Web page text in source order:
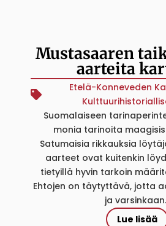
Mustasaaren
aarteita
Etelä-Konneveden
Suomalaiseen
monia tarinoita
Satumaisia rikkauksia
aarteet ovat kuitenkin
tietyillä hyvin tarkoin
Ehtojen on täytyttävä, jotta
ja
Lue lisää